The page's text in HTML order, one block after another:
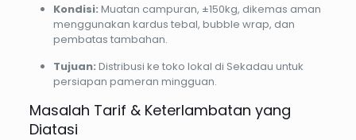
Kondisi: Muatan campuran, ±150kg, dikemas aman
menggunakan kardus tebal, bubble wrap, dan
pembatas tambahan.
Tujuan: Distribusi ke toko lokal di Sekadau untuk
persiapan pameran mingguan.
Masalah Tarif & Keterlambatan yang
Diatasi